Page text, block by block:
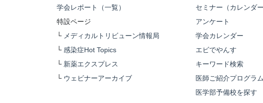
学会レポート（一覧）
特設ページ
└ メディカルトリビューン情報局
└ 感染症Hot Topics
└ 新薬エクスプレス
└ ウェビナーアーカイブ
セミナー（カレンダー
アンケート
学会カレンダー
エビでやんす
キーワード検索
医師ご紹介プログラム
医学部予備校を探す